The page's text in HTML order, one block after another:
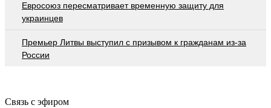
Евросоюз пересматривает временную защиту для
украинцев
Премьер Литвы выступил с призывом к гражданам из-за
России
Связь с эфиром